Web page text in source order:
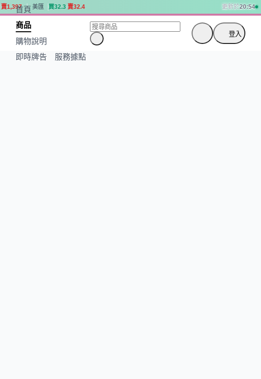
賣1,397 美匯 買32.3 賣32.4
97
更新於20:54
首頁
商品
購物說明
即時牌告
服務據點
登入